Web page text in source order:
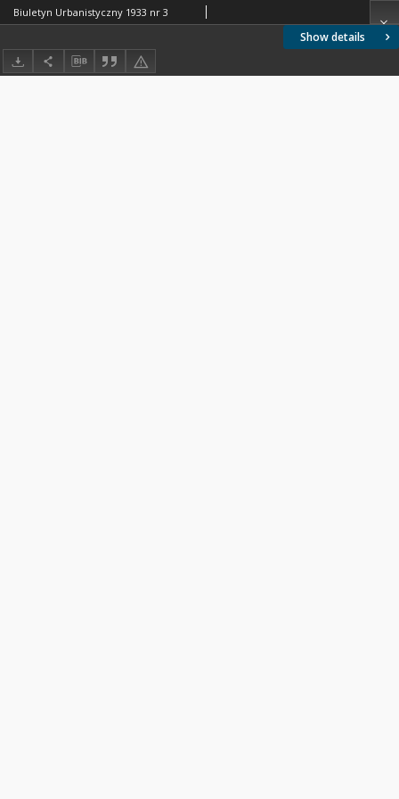
Show details
Biuletyn Urbanistyczny 1933 nr 3